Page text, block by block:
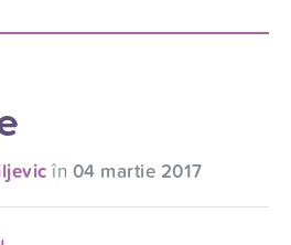
în 04 martie 2017